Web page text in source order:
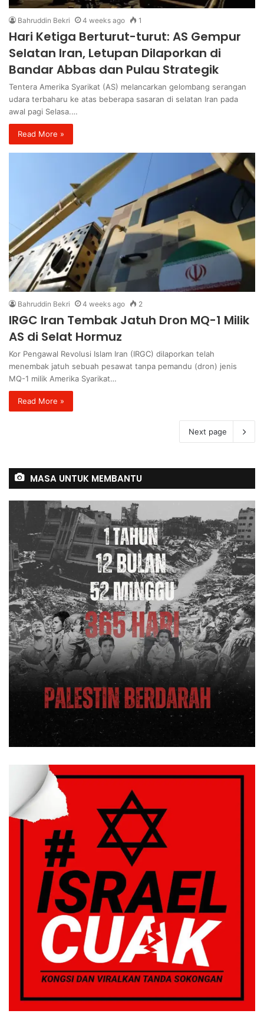
Bahruddin Bekri 4 weeks ago 1
Hari Ketiga Berturut-turut: AS Gempur
Selatan Iran, Letupan Dilaporkan di
Bandar Abbas dan Pulau Strategik
Tentera Amerika Syarikat (AS) melancarkan gelombang serangan
udara terbaharu ke atas beberapa sasaran di selatan Iran pada
awal pagi Selasa.…
Read More »
Bahruddin Bekri 4 weeks ago 2
IRGC Iran Tembak Jatuh Dron MQ-1 Milik
AS di Selat Hormuz
Kor Pengawal Revolusi Islam Iran (IRGC) dilaporkan telah
menembak jatuh sebuah pesawat tanpa pemandu (dron) jenis
MQ-1 milik Amerika Syarikat…
Read More »
Next page
MASA UNTUK MEMBANTU